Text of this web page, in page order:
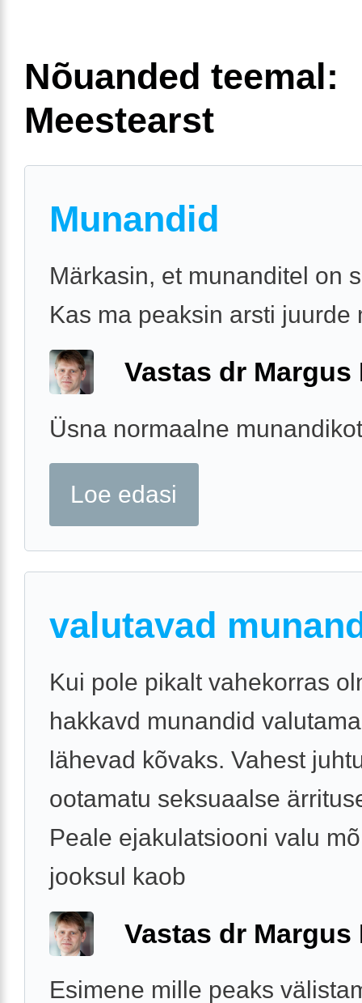
Nõuanded teemal:
Meestearst
Munandid
Märkasin, et munanditel on
Kas ma peaksin arsti juurde
Vastas dr Margus
Üsna normaalne
Loe edasi
valutavad
Kui pole pikalt vahekorras
hakkavd munandid
lähevad kõvaks. Vahest
ootamatu seksuaalse
Peale ejakulatsiooni valu
jooksul kaob
Vastas dr Margus
Esimene mille peaks